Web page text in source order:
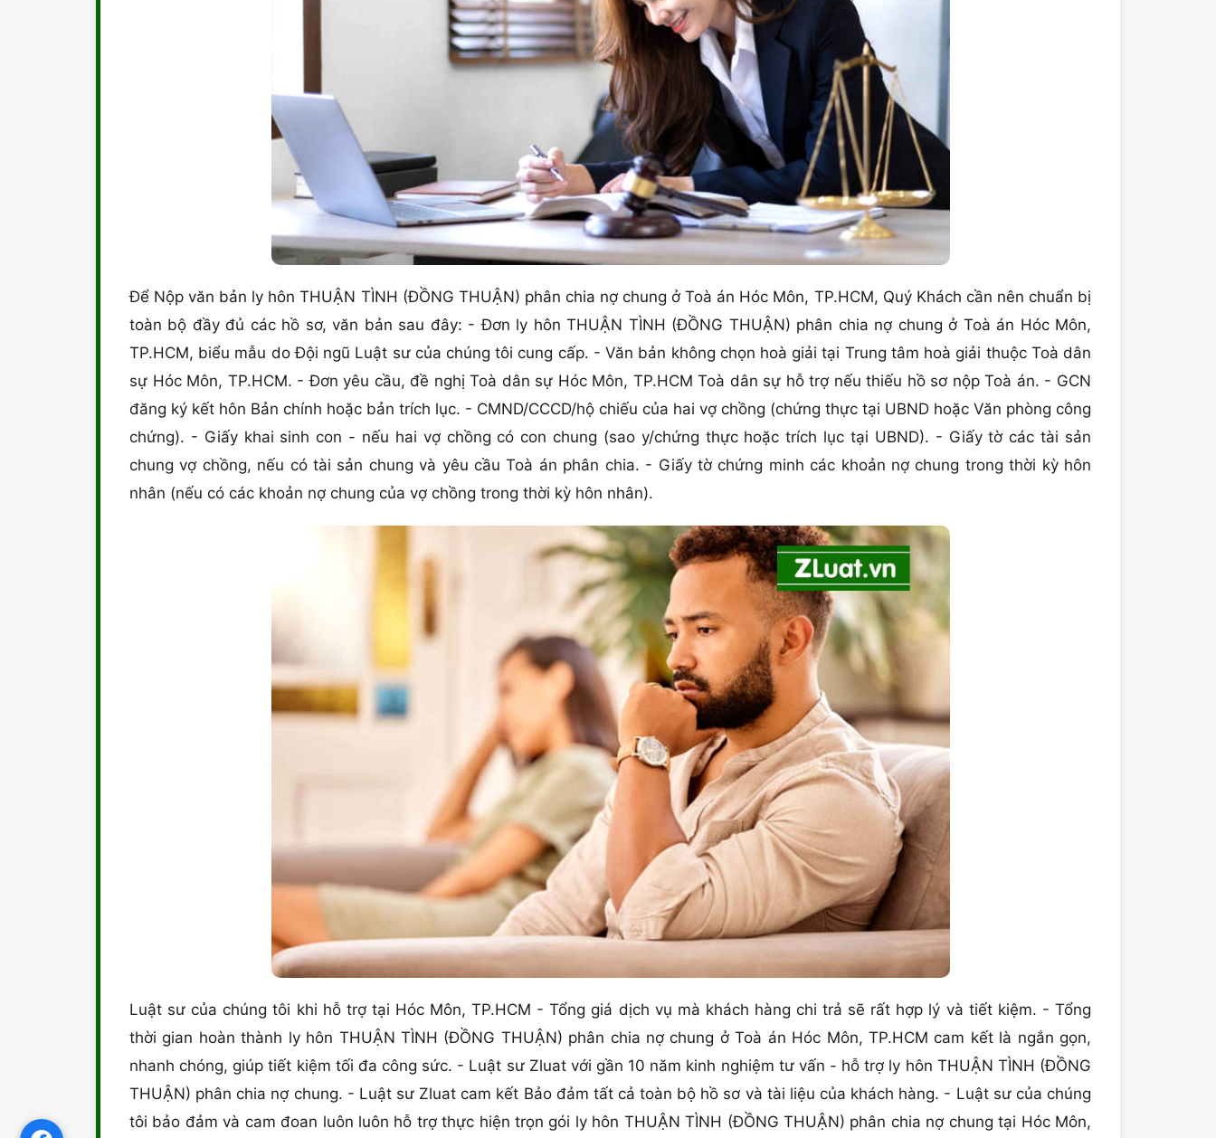
Để Nộp văn bản ly hôn THUẬN TÌNH (ĐỒNG THUẬN) phân chia nợ chung ở Toà án Hóc Môn, TP.HCM, Quý Khách cần nên chuẩn bị
toàn bộ đầy đủ các hồ sơ, văn bản sau đây: - Đơn ly hôn THUẬN TÌNH (ĐỒNG THUẬN) phân chia nợ chung ở Toà án Hóc Môn,
TP.HCM, biểu mẫu do Đội ngũ Luật sư của chúng tôi cung cấp. - Văn bản không chọn hoà giải tại Trung tâm hoà giải thuộc Toà dân
sự Hóc Môn, TP.HCM. - Đơn yêu cầu, đề nghị Toà dân sự Hóc Môn, TP.HCM Toà dân sự hỗ trợ nếu thiếu hồ sơ nộp Toà án. - GCN
đăng ký kết hôn Bản chính hoặc bản trích lục. - CMND/CCCD/hộ chiếu của hai vợ chồng (chứng thực tại UBND hoặc Văn phòng công
chứng). - Giấy khai sinh con - nếu hai vợ chồng có con chung (sao y/chứng thực hoặc trích lục tại UBND). - Giấy tờ các tài sản
chung vợ chồng, nếu có tài sản chung và yêu cầu Toà án phân chia. - Giấy tờ chứng minh các khoản nợ chung trong thời kỳ hôn
nhân (nếu có các khoản nợ chung của vợ chồng trong thời kỳ hôn nhân).
Luật sư của chúng tôi khi hỗ trợ tại Hóc Môn, TP.HCM - Tổng giá dịch vụ mà khách hàng chi trả sẽ rất hợp lý và tiết kiệm. - Tổng
thời gian hoàn thành ly hôn THUẬN TÌNH (ĐỒNG THUẬN) phân chia nợ chung ở Toà án Hóc Môn, TP.HCM cam kết là ngắn gọn,
nhanh chóng, giúp tiết kiệm tối đa công sức. - Luật sư Zluat với gần 10 năm kinh nghiệm tư vấn - hỗ trợ ly hôn THUẬN TÌNH (ĐỒNG
THUẬN) phân chia nợ chung. - Luật sư Zluat cam kết Bảo đảm tất cả toàn bộ hồ sơ và tài liệu của khách hàng. - Luật sư của chúng
tôi bảo đảm và cam đoan luôn luôn hỗ trợ thực hiện trọn gói ly hôn THUẬN TÌNH (ĐỒNG THUẬN) phân chia nợ chung tại Hóc Môn,